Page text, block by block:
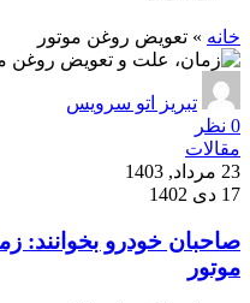
خانه » تعویض روغن موتور
تبریز اتو سرویس
0 نظر
مقالات
23 مرداد, 1403
17 دی 1402
صاحبان خودرو بخوانند:
موتور